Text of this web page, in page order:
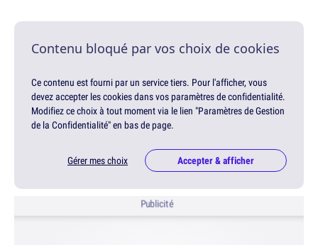
Contenu bloqué par vos choix de cookies
Ce contenu est fourni par un service tiers. Pour l'afficher, vous
devez accepter les cookies dans vos paramètres de confidentialité.
Modifiez ce choix à tout moment via le lien "Paramètres de Gestion
de la Confidentialité" en bas de page.
Gérer mes choix Accepter & afficher
Publicité